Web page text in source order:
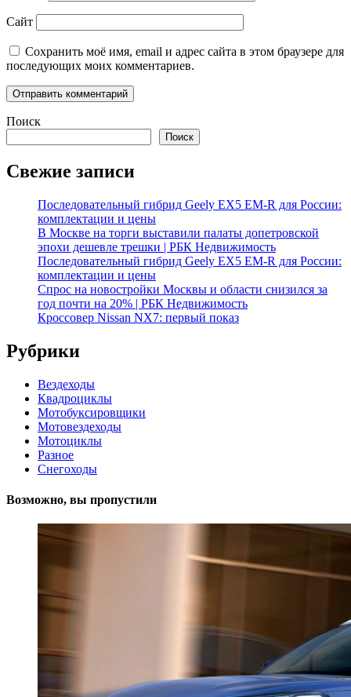
Сайт
Сохранить моё имя, email и адрес сайта в этом браузере для
последующих моих комментариев.
Поиск
Поиск
Свежие записи
Последовательный гибрид Geely EX5 EM-R для России:
комплектации и цены
В Москве на торги выставили палаты допетровской
эпохи дешевле трешки | РБК Недвижимость
Последовательный гибрид Geely EX5 EM-R для России:
комплектации и цены
Спрос на новостройки Москвы и области снизился за
год почти на 20% | РБК Недвижимость
Кроссовер Nissan NX7: первый показ
Рубрики
Вездеходы
Квадроциклы
Мотобуксировщики
Мотовездеходы
Мотоциклы
Разное
Снегоходы
Возможно, вы пропустили